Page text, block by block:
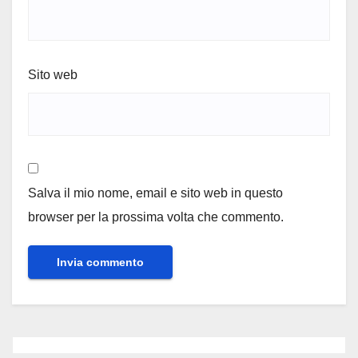
Sito web
Salva il mio nome, email e sito web in questo
browser per la prossima volta che commento.